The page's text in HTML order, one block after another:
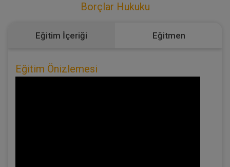
Borçlar Hukuku
Eğitim İçeriği Eğitmen
Eğitim Önizlemesi